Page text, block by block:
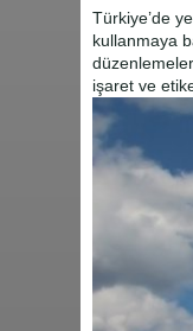
Türkiye’de
kullanmaya
işaret ve